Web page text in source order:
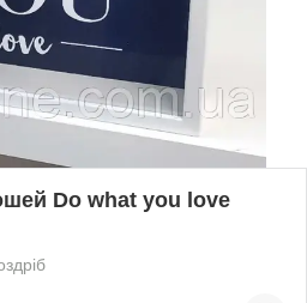
Do what you love